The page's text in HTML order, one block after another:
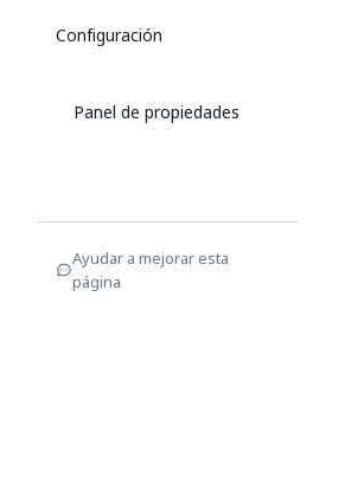
Configuración
Panel de propiedades
Ayudar a mejorar esta
página